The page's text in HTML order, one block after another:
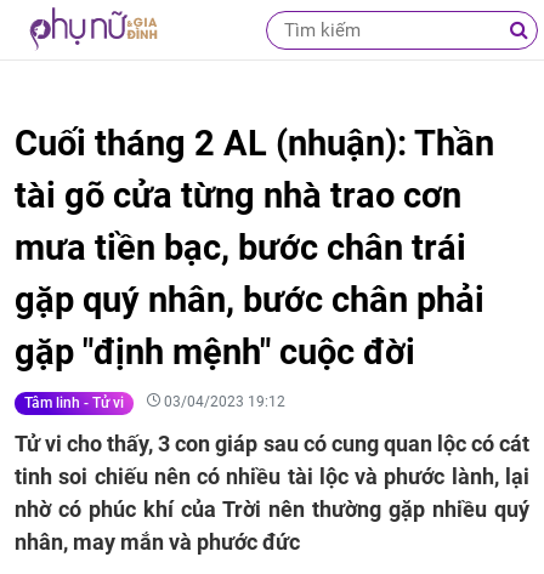
Cuối tháng 2 AL (nhuận): Thần
tài gõ cửa từng nhà trao cơn
mưa tiền bạc, bước chân trái
gặp quý nhân, bước chân phải
gặp "định mệnh" cuộc đời
Tâm linh - Tử vi 03/04/2023 19:12
Tử vi cho thấy, 3 con giáp sau có cung quan lộc có cát
tinh soi chiếu nên có nhiều tài lộc và phước lành, lại
nhờ có phúc khí của Trời nên thường gặp nhiều quý
nhân, may mắn và phước đức